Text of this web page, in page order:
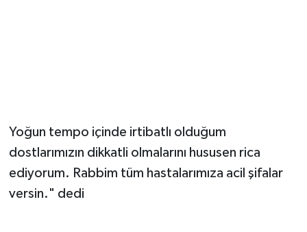
Yoğun tempo içinde irtibatlı olduğum
dostlarımızın dikkatli olmalarını hususen rica
ediyorum. Rabbim tüm hastalarımıza acil şifalar
versin." dedi